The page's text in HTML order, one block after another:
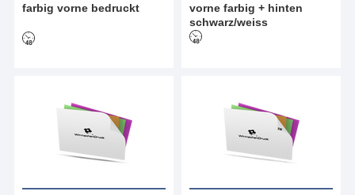
farbig vorne bedruckt
vorne farbig + hinten
schwarz/weiss